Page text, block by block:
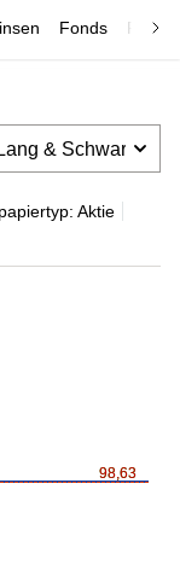
Fonds
Aktie
98,63
98,63